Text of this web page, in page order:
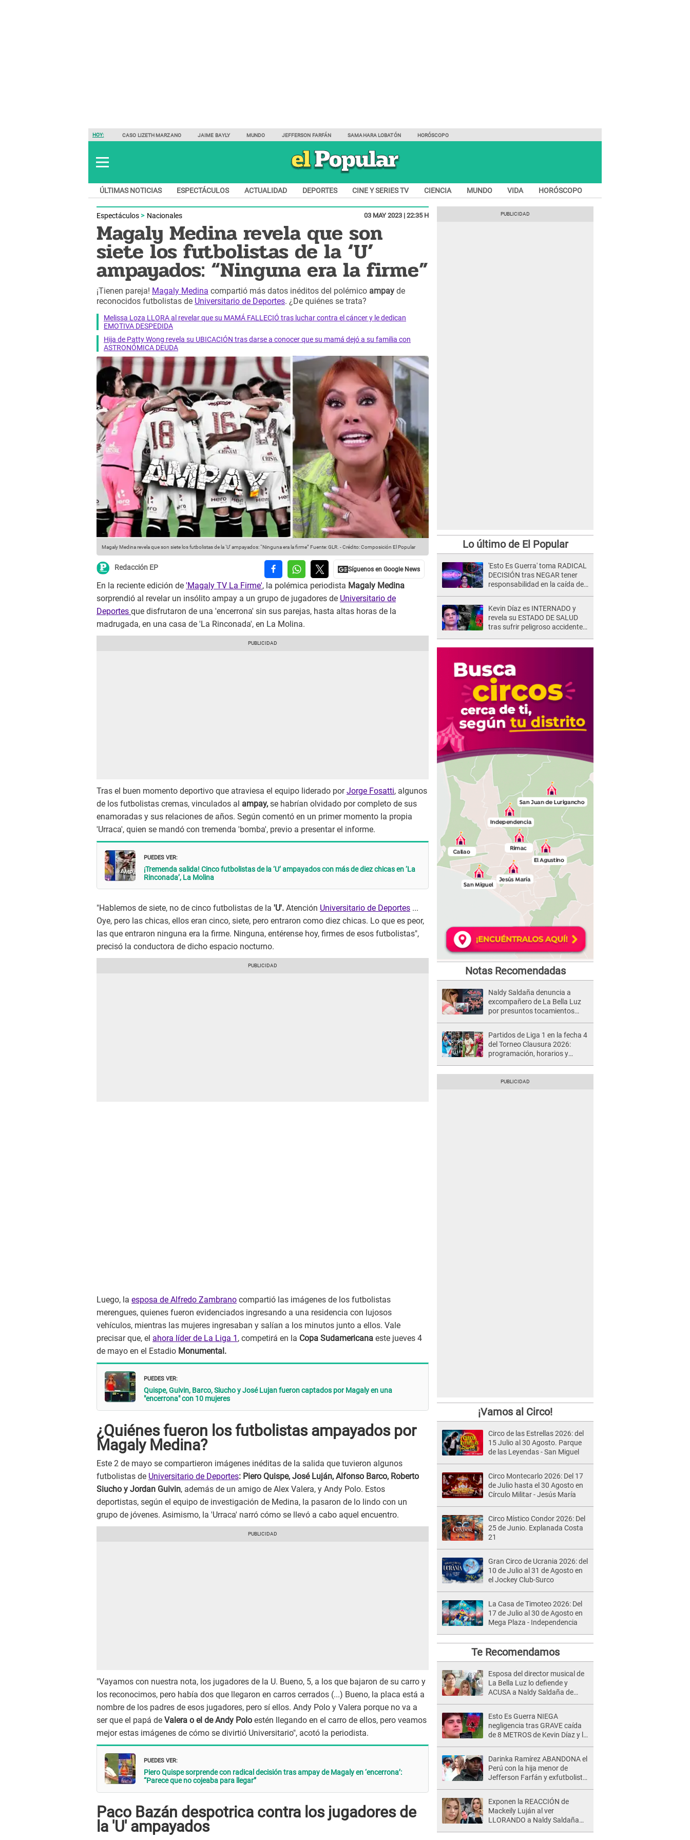
HOY: CASO LIZETH MARZANO JAIME BAYLY MUNDO JEFFERSON FARFÁN SAMAHARA LOBATÓN HORÓSCOPO
ÚLTIMAS NOTICIAS ESPECTÁCULOS ACTUALIDAD DEPORTES CINE Y SERIES TV CIENCIA MUNDO VIDA HORÓSCOPO
Espectáculos Nacionales 03 MAY 2023 | 22:35 H
Magaly Medina revela que son
siete los futbolistas de la ‘U’
ampayados: “Ninguna era la firme”
¡Tienen pareja! Magaly Medina compartió más datos inéditos del polémico ampay de
reconocidos futbolistas de Universitario de Deportes. ¿De quiénes se trata?
Melissa Loza LLORA al revelar que su MAMÁ FALLECIÓ tras luchar contra el cáncer y le dedican
EMOTIVA DESPEDIDA
Hija de Patty Wong revela su UBICACIÓN tras darse a conocer que su mamá dejó a su familia con
ASTRONÓMICA DEUDA
Magaly Medina revela que son siete los futbolistas de la ‘U’ ampayados: “Ninguna era la firme” Fuente: GLR. -Crédito: Composición El Popular
Redacción EP
En la reciente edición de 'Magaly TV La Firme', la polémica periodista Magaly Medina
sorprendió al revelar un insólito ampay a un grupo de jugadores de Universitario de
Deportes que disfrutaron de una 'encerrona' sin sus parejas, hasta altas horas de la
madrugada, en una casa de 'La Rinconada', en La Molina.
Tras el buen momento deportivo que atraviesa el equipo liderado porJorge Fosatti, algunos
de los futbolistas cremas, vinculados al ampay, se habrían olvidado por completo de sus
enamoradas y sus relaciones de años. Según comentó en un primer momento la propia
'Urraca', quien se mandó con tremenda 'bomba', previo a presentar el informe.
PUEDES VER:
¡Tremenda salida! Cinco futbolistas de la ‘U’ ampayados con más de diez chicas en ‘La
Rinconada’, La Molina
"Hablemos de siete, no de cinco futbolistas de la 'U'. Atención Universitario de Deportes ...
Oye, pero las chicas, ellos eran cinco, siete, pero entraron como diez chicas. Lo que es peor,
las que entraron ninguna era la firme. Ninguna, entérense hoy, firmes de esos futbolistas",
precisó la conductora de dicho espacio nocturno.
Luego, la esposa de Alfredo Zambrano compartió las imágenes de los futbolistas
merengues, quienes fueron evidenciados ingresando a una residencia con lujosos
vehículos, mientras las mujeres ingresaban y salían a los minutos junto a ellos. Vale
precisar que, el ahora líder de La Liga 1 , competirá en la Copa Sudamericana este jueves 4
de mayo en el Estadio Monumental.
PUEDES VER:
Quispe, Guivin, Barco, Siucho y José Lujan fueron captados por Magaly en una
"encerrona" con 10 mujeres
¿Quiénes fueron los futbolistas ampayados por
Magaly Medina?
Este 2 de mayo se compartieron imágenes inéditas de la salida que tuvieron algunos
futbolistas de Universitario de Deportes: Piero Quispe, José Luján, Alfonso Barco, Roberto
Siucho y Jordan Guivin, además de un amigo de Alex Valera, y Andy Polo. Estos
deportistas, según el equipo de investigación de Medina, la pasaron de lo lindo con un
grupo de jóvenes. Asimismo, la 'Urraca' narró cómo se llevó a cabo aquel encuentro.
"Vayamos con nuestra nota, los jugadores de la U. Bueno, 5, a los que bajaron de su carro y
los reconocimos, pero había dos que llegaron en carros cerrados (...) Bueno, la placa está a
nombre de los padres de esos jugadores, pero sí ellos. Andy Polo y Valera porque no va a
ser que el papá de Valera o el de Andy Polo estén llegando en el carro de ellos, pero veamos
mejor estas imágenes de cómo se divirtió Universitario", acotó la periodista.
PUEDES VER:
Piero Quispe sorprende con radical decisión tras ampay de Magaly en ‘encerrona’:
“Parece que no cojeaba para llegar”
Paco Bazán despotrica contra los jugadores de
la 'U' ampayados
Lo último de El Popular
'Esto Es Guerra' toma RADICAL
DECISIÓN tras NEGAR tener
responsabilidad en la caída de
Kevin Díaz es INTERNADO y
revela su ESTADO DE SALUD
tras sufrir peligroso accidente
Notas Recomendadas
Naldy Saldaña denuncia a
excompañero de La Bella Luz
por presuntos tocamientos
Partidos de Liga 1 en la fecha 4
del Torneo Clausura 2026:
programación, horarios y
¡Vamos al Circo!
Circo de las Estrellas 2026: del
15 Julio al 30 Agosto. Parque
de las Leyendas - San Miguel
Circo Montecarlo 2026: Del 17
de Julio hasta el 30 Agosto en
Círculo Militar - Jesús María
Circo Místico Condor 2026: Del
25 de Junio. Explanada Costa
21
Gran Circo de Ucrania 2026: del
10 de Julio al 31 de Agosto en
el Jockey Club-Surco
La Casa de Timoteo 2026: Del
17 de Julio al 30 de Agosto en
Mega Plaza - Independencia
Te Recomendamos
Esposa del director musical de
La Bella Luz lo defiende y
ACUSA a Naldy Saldaña de
Esto Es Guerra NIEGA
negligencia tras GRAVE caída
de 8 METROS de Kevin Díaz y lo
Darinka Ramírez ABANDONA el
Perú con la hija menor de
Jefferson Farfán y exfutbolista
Exponen la REACCIÓN de
Mackeily Luján al ver
LLORANDO a Naldy Saldaña